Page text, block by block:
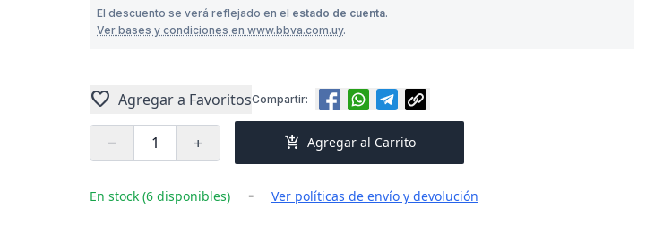
El descuento se verá reflejado en el estado de cuenta.
Ver bases y condiciones en www.bbva.com.uy.
Compartir:
favorite Agregar a Favoritos
remove add add_shopping_cart Agregar al Carrito
En stock (6 disponibles) - Ver políticas de envío y devolución